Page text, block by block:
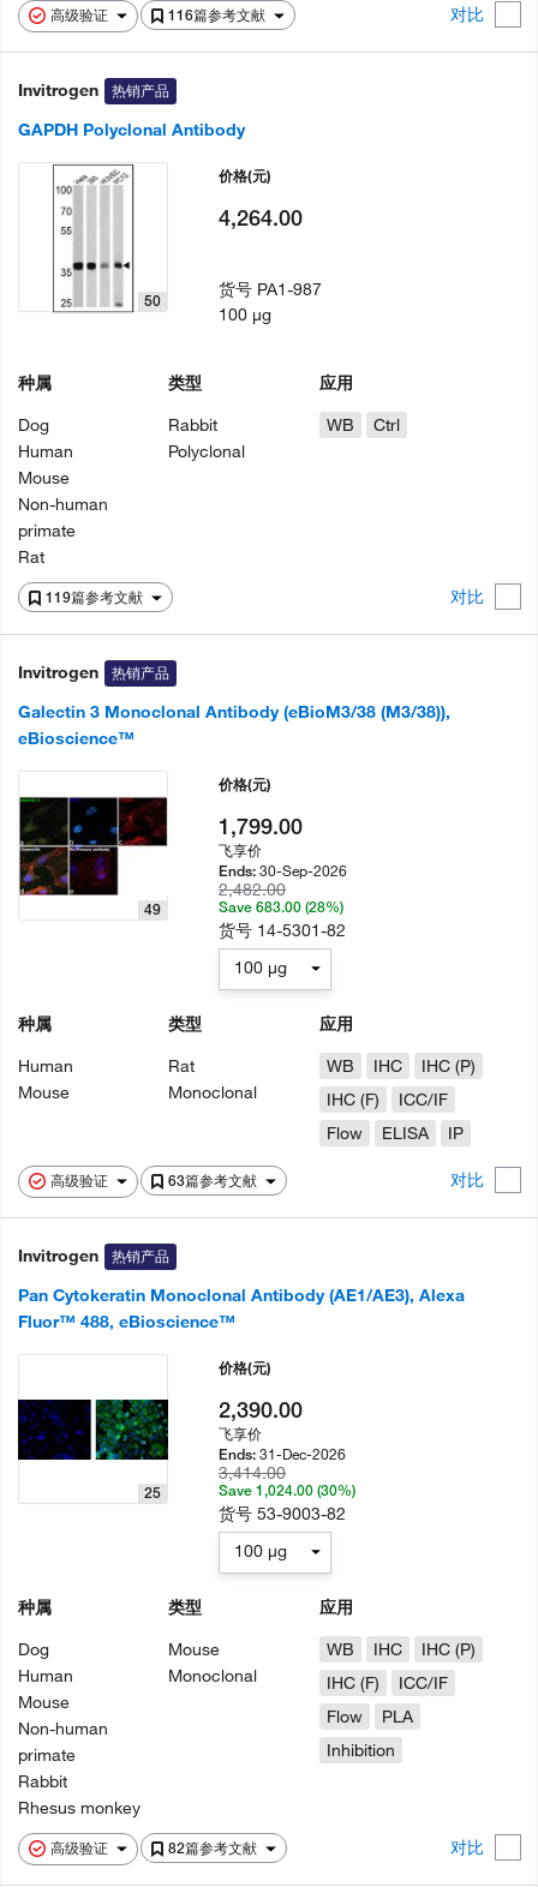
高级验证 116篇参考文献 对比
Invitrogen 热销产品
GAPDH Polyclonal Antibody
119篇参考文献 对比
50
种属
Dog
Human
Mouse
Non-human
primate
Rat
类型
Rabbit
Polyclonal
应用
WB
Ctrl
价格(元)
4,264.00
货号 PA1-987
100 µg
Invitrogen 热销产品
Galectin 3 Monoclonal Antibody (eBioM3/38 (M3/38)),
eBioscience™
高级验证 63篇参考文献 对比
49
种属
Human
Mouse
类型
Rat
Monoclonal
应用
WB
IHC
IHC (P)
IHC (F)
ICC/IF
Flow
ELISA IP
价格(元)
1,799.00
飞享价
Ends:30-Sep-2026
2,482.00
Save 683.00 (28%)
货号 14-5301-82
100 µg
Invitrogen 热销产品
Pan Cytokeratin Monoclonal Antibody (AE1/AE3), Alexa
Fluor™ 488, eBioscience™
高级验证 82篇参考文献 对比
25
种属
Dog
Human
Mouse
Non-human
primate
Rabbit
Rhesus monkey
类型
Mouse
Monoclonal
应用
WB
IHC
IHC (P)
IHC (F)
ICC/IF
Flow
PLA
Inhibition
价格(元)
2,390.00
飞享价
Ends:31-Dec-2026
3,414.00
Save 1,024.00 (30%)
货号53-9003-82
100 µg